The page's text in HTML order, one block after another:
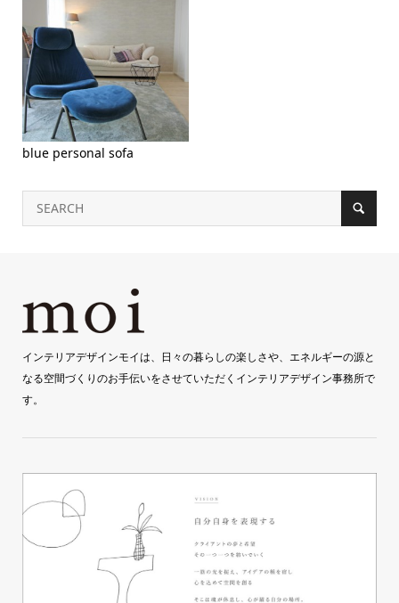
blue personal sofa
インテリアデザインモイは、日々の暮らしの楽しさや、エネルギーの源と
なる空間づくりのお手伝いをさせていただくインテリアデザイン事務所で
す。